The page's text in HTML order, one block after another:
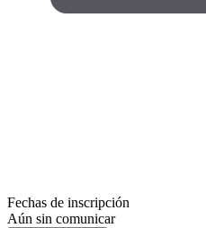
Fechas de inscripción
Aún sin comunicar